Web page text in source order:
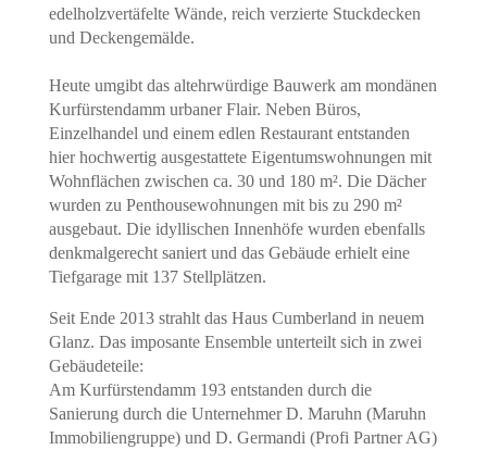
edelholzvertäfelte Wände, reich verzierte Stuckdecken
und Deckengemälde.
Heute umgibt das altehrwürdige Bauwerk am mondänen
Kurfürstendamm urbaner Flair. Neben Büros,
Einzelhandel und einem edlen Restaurant entstanden
hier hochwertig ausgestattete Eigentumswohnungen mit
Wohnflächen zwischen ca. 30 und 180 m². Die Dächer
wurden zu Penthousewohnungen mit bis zu 290 m²
ausgebaut. Die idyllischen Innenhöfe wurden ebenfalls
denkmalgerecht saniert und das Gebäude erhielt eine
Tiefgarage mit 137 Stellplätzen.
Seit Ende 2013 strahlt das Haus Cumberland in neuem
Glanz. Das imposante Ensemble unterteilt sich in zwei
Gebäudeteile:
Am Kurfürstendamm 193 entstanden durch die
Sanierung durch die Unternehmer D. Maruhn (Maruhn
Immobiliengruppe) und D. Germandi (Profi Partner AG)